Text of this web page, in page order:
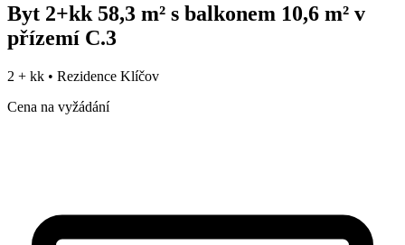
Byt 2+kk 58,3 m² s balkonem 10,6 m² v
přízemí C.3
2 + kk • Rezidence Klíčov
Cena na vyžádání